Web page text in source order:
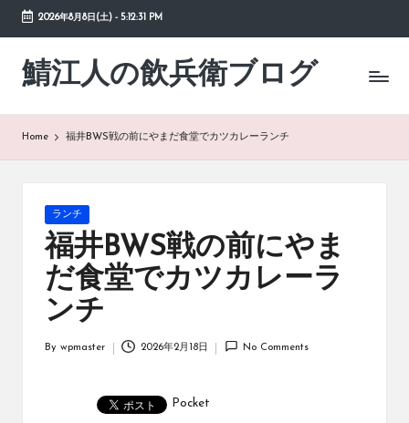
Skip
content
2026年8月8日(土)- 5:12:31 PM
鯖江人の飲兵衛ブログ
日々
の
Home 福井BWS戦の前にやまだ食堂でカツカレーランチ
Posted
in
ランチ
福井BWS戦の前にやま
だ食堂でカツカレーラ
ンチ
By wpmaster 2026年2月18日 No Comments
Pocket